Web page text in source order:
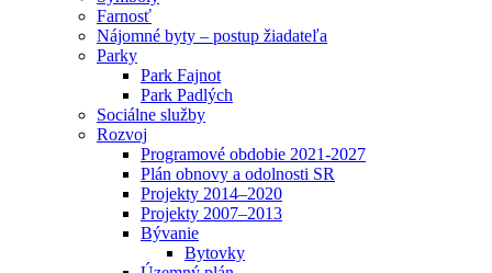
Farnosť
Nájomné byty – postup žiadateľa
Parky
Park Fajnot
Park Padlých
Sociálne služby
Rozvoj
Programové obdobie 2021-2027
Plán obnovy a odolnosti SR
Projekty 2014–2020
Projekty 2007–2013
Bývanie
Bytovky